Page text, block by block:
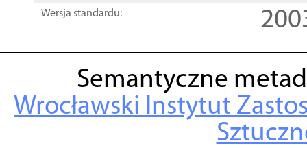
Wersja standardu:
Semantyczne
Wrocławski Instytut